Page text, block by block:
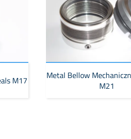
M17
Metal Bellow
M21